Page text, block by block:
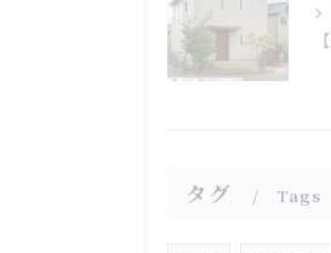
タグ Tags